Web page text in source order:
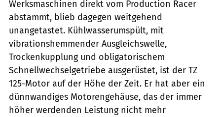
Werksmaschinen direkt vom Production Racer
abstammt, blieb dagegen weitgehend
unangetastet. Kühlwasserumspült, mit
vibrationshemmender Ausgleichswelle,
Trockenkupplung und obligatorischem
Schnellwechselgetriebe ausgerüstet, ist der TZ
125-Motor auf der Höhe der Zeit. Er hat aber ein
dünnwandiges Motorengehäuse, das der immer
höher werdenden Leistung nicht mehr